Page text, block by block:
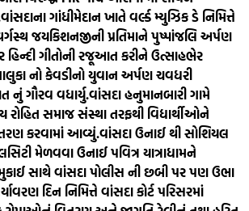
વાંસદાના ગાંધીમેદાન ખાતે વર્લ્ડ મ્યુઝિક ડે નિમિત્તે
જયકિશનજીની પ્રતિમાને પુષ્પાંજલિ અર્પણ
હિન્દી ગીતોની રજૂઆત કરીને ઉત્સાહભેર
નો કેવડીનો યુવાન અર્પણ ચવધરી
નું ગૌરવ વધાર્યુ.વાંસદા હનુમાનબારી ગામે
રોહિત સમાજ સંસ્થા તરફથી વિદ્યાર્થીઓને
કરવામાં આવ્યું.વાંસદા ઉનાઈ થી સોશિયલ
મેળવવા ઉનાઈ પવિત્ર યાત્રાધામને
સાથે વાંસદા પોલીસ ની છબી પર પણ ઉભા
દિન નિમિત્તે વાંસદા કોર્ટ પરિસરમાં